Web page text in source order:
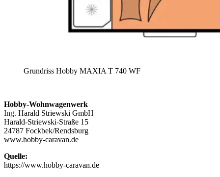
Grundriss Hobby MAXIA T 740 WF
Hobby-Wohnwagenwerk
Ing. Harald Striewski GmbH
Harald-Striewski-Straße 15
24787 Fockbek/Rendsburg
www.hobby-caravan.de
Quelle:
https://www.hobby-caravan.de